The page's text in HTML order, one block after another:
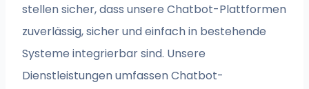
stellen sicher, dass unsere Chatbot-Plattformen
zuverlässig, sicher und einfach in bestehende
Systeme integrierbar sind. Unsere
Dienstleistungen umfassen Chatbot-